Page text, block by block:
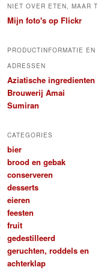
NIET OVER ETEN, MAAR
Mijn foto's op Flickr
PRODUCTINFORMATIE EN
ADRESSEN
Aziatische ingredienten
Brouwerij Amai
Sumiran
CATEGORIES
bier
brood en gebak
conserveren
desserts
eieren
feesten
fruit
gedestilleerd
geruchten, roddels en
achterklap